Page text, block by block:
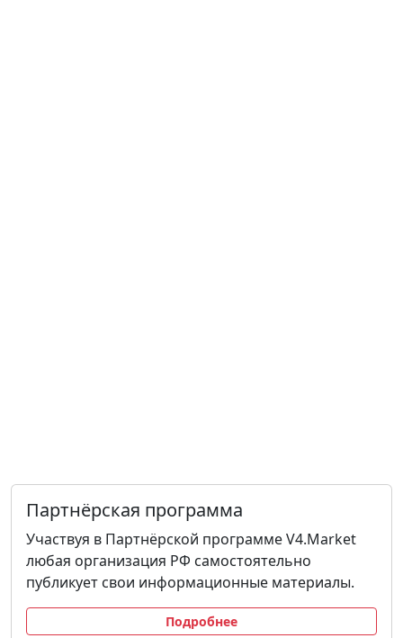
Партнёрская программа
Участвуя в Партнёрской программе V4.Market
любая организация РФ самостоятельно
публикует свои информационные материалы.
Подробнее